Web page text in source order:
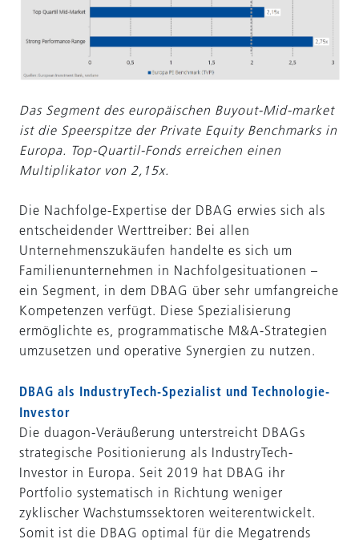
Das Segment des europäischen Buyout-Mid-market
ist die Speerspitze der Private Equity Benchmarks in
Europa. Top-Quartil-Fonds erreichen einen
Multiplikator von 2,15x.
Die Nachfolge-Expertise der DBAG erwies sich als
entscheidender Werttreiber: Bei allen
Unternehmenszukäufen handelte es sich um
Familienunternehmen in Nachfolgesituationen –
ein Segment, in dem DBAG über sehr umfangreiche
Kompetenzen verfügt. Diese Spezialisierung
ermöglichte es, programmatische M&A-Strategien
umzusetzen und operative Synergien zu nutzen.
DBAG als IndustryTech-Spezialist und Technologie-
Investor
Die duagon-Veräußerung unterstreicht DBAGs
strategische Positionierung als IndustryTech-
Investor in Europa. Seit 2019 hat DBAG ihr
Portfolio systematisch in Richtung weniger
zyklischer Wachstumssektoren weiterentwickelt.
Somit ist die DBAG optimal für die Megatrends